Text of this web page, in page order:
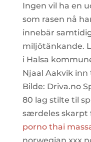
Ingen vil ha en
som rasen nå
innebär
miljötänkande.
i Halsa
Njaal Aakvik inn
Bilde: Driva.no
80 lag stilte til
særdeles skarpt
porno thai